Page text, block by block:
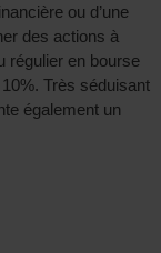
ou d’une
des actions à
régulier en bourse
Très séduisant
également un